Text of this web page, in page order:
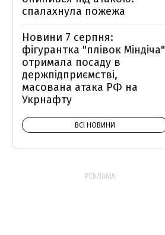
спалахнула пожежа
Новини 7 серпня:
фігурантка "плівок Міндіча"
отримала посаду в
держпідприємстві,
масована атака РФ на
Укрнафту
ВСІ НОВИНИ
РЕКЛАМА: